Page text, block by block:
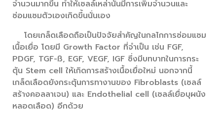
จำนวนมากขึ้น ทำให้เซลล์เหล่านั้นมีการเพิ่มจำนวนและ
ซ่อมแซมตัวเองเกิดขึ้นนั่นเอง
โดยเกล็ดเลือดถือเป็นปัจจัยสำคัญในกลไกการซ่อมแซม
เนื้อเยื่อ โดยมี Growth Factor ที่จำเป็น เช่น FGF,
PDGF, TGF-ß, EGF, VEGF, IGF ซึ่งมีบทบาทในการกระ
ตุ้น Stem cell ให้เกิดการสร้างเนื้อเยื่อใหม่ นอกจากนี้
เกล็ดเลือดยังกระตุ้นการทางานของ Fibroblasts (เซลล์
สร้างคอลลาเจน) และ Endothelial cell (เซลล์เยื่อบุผนัง
หลอดเลือด) อีกด้วย